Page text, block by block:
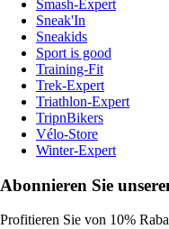
Smash-Expert
Sneak'In
Sneakids
Sport is good
Training-Fit
Trek-Expert
Triathlon-Expert
TripnBikers
Vélo-Store
Winter-Expert
Abonnieren Sie
Profitieren Sie von 10%